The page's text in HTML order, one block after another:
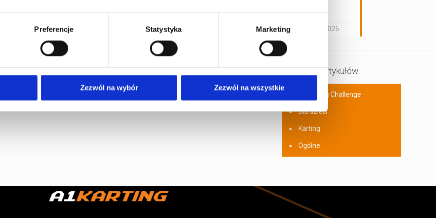
Preferencje Statystyka Marketing
Zezwól na wybór Zezwól na wszystkie
sesji.
newralgicznych miejsc na terenie obiektu.
29 maja 2026
Kategorie artykułów
A1Karting Challenge
Dla dzieci
Karting
Ogólne